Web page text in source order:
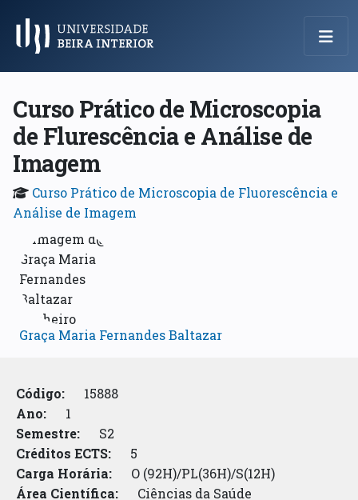
Menu Principal
Curso Prático de Microscopia
de Flurescência e Análise de
Imagem
Curso Prático de Microscopia de Fluorescência e
Análise de Imagem
Graça Maria Fernandes Baltazar
Código:
15888
Ano:
1
Semestre:
S2
Créditos ECTS:
5
Carga Horária:
O (92H)/PL(36H)/S(12H)
Área Científica:
Ciências da Saúde